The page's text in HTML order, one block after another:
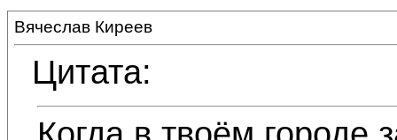
Вячеслав Киреев
Цитата: